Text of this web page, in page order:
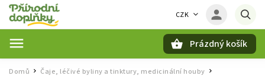
CZK
Prázdný košík
Domů / Čaje, léčivé byliny a tinktury, medicinální houby